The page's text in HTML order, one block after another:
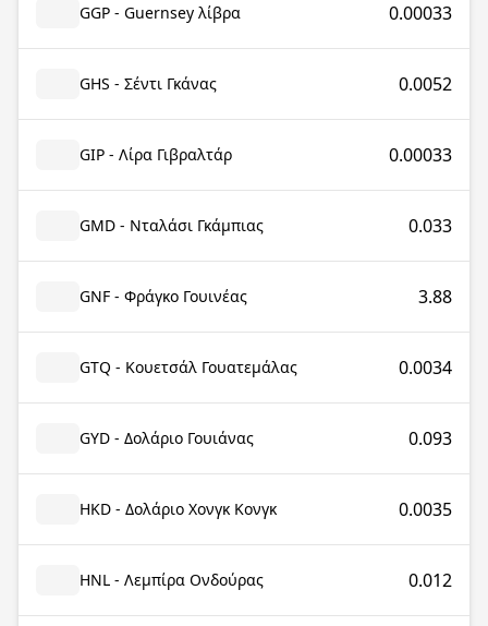
GGP - Guernsey λίβρα 0.00033
GHS - Σέντι Γκάνας 0.0052
GIP - Λίρα Γιβραλτάρ 0.00033
GMD - Νταλάσι Γκάμπιας 0.033
GNF - Φράγκο Γουινέας 3.88
GTQ - Κουετσάλ Γουατεμάλας 0.0034
GYD - Δολάριο Γουιάνας 0.093
HKD - Δολάριο Χονγκ Κονγκ 0.0035
HNL - Λεμπίρα Ονδούρας 0.012